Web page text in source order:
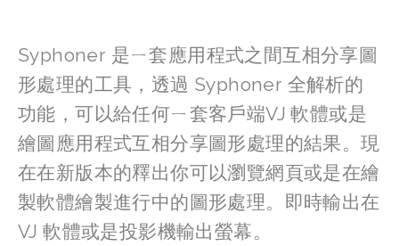
Syphoner 是ㄧ套應用程式之間互相分享圖
形處理的工具，透過 Syphoner 全解析的
功能，可以給任何ㄧ套客戶端VJ 軟體或是
繪圖應用程式互相分享圖形處理的結果。現
在在新版本的釋出你可以瀏覽網頁或是在繪
製軟體繪製進行中的圖形處理。即時輸出在
VJ 軟體或是投影機輸出螢幕。